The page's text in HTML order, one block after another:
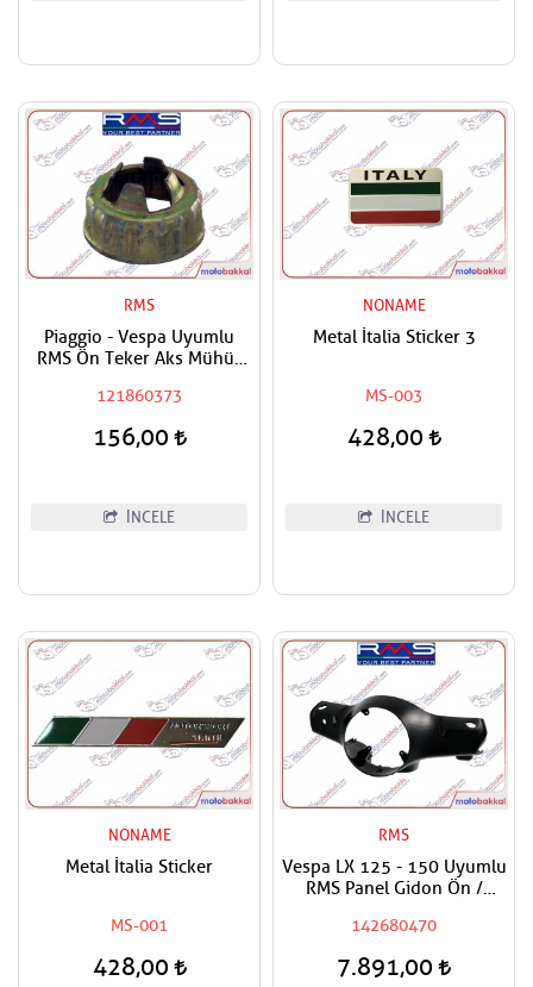
RMS
Piaggio - Vespa Uyumlu
RMS Ön Teker Aks Mühür
121860373
156,00
İNCELE
NONAME
Metal İtalia Sticker 3
MS-003
428,00
İNCELE
NONAME
Metal İtalia Sticker
MS-001
428,00
RMS
Vespa LX 125 - 150 Uyumlu
RMS Panel Gidon Ön /
Boyasız
142680470
7.891,00